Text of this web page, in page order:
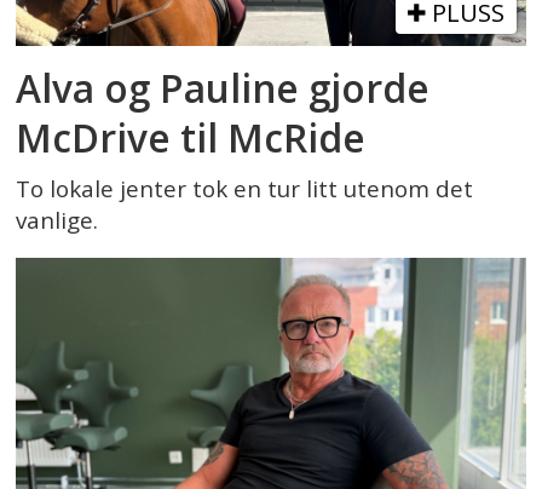
PLUSS
Alva og Pauline gjorde
McDrive til McRide
To lokale jenter tok en tur litt utenom det
vanlige.